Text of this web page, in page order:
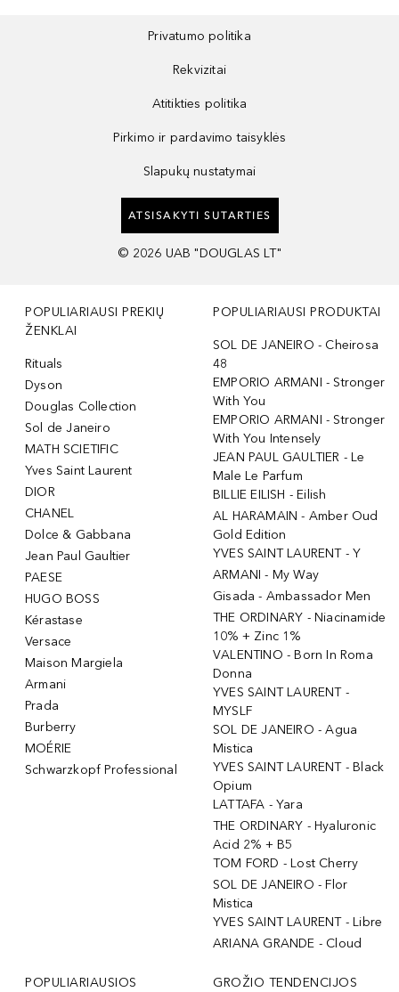
Privatumo politika
Rekvizitai
Atitikties politika
Pirkimo ir pardavimo taisyklės
Slapukų nustatymai
ATSISAKYTI SUTARTIES
© 2026 UAB "DOUGLAS LT"
POPULIARIAUSI PREKIŲ
ŽENKLAI
Rituals
Dyson
Douglas Collection
Sol de Janeiro
MATH SCIETIFIC
Yves Saint Laurent
DIOR
CHANEL
Dolce & Gabbana
Jean Paul Gaultier
PAESE
HUGO BOSS
Kérastase
Versace
Maison Margiela
Armani
Prada
Burberry
MOÉRIE
Schwarzkopf Professional
POPULIARIAUSI PRODUKTAI
SOL DE JANEIRO - Cheirosa
48
EMPORIO ARMANI - Stronger
With You
EMPORIO ARMANI - Stronger
With You Intensely
JEAN PAUL GAULTIER - Le
Male Le Parfum
BILLIE EILISH - Eilish
AL HARAMAIN - Amber Oud
Gold Edition
YVES SAINT LAURENT - Y
ARMANI - My Way
Gisada - Ambassador Men
THE ORDINARY - Niacinamide
10% + Zinc 1%
VALENTINO - Born In Roma
Donna
YVES SAINT LAURENT -
MYSLF
SOL DE JANEIRO - Agua
Mistica
YVES SAINT LAURENT - Black
Opium
LATTAFA - Yara
THE ORDINARY - Hyaluronic
Acid 2% + B5
TOM FORD - Lost Cherry
SOL DE JANEIRO - Flor
Mistica
YVES SAINT LAURENT - Libre
ARIANA GRANDE - Cloud
POPULIARIAUSIOS
GROŽIO TENDENCIJOS